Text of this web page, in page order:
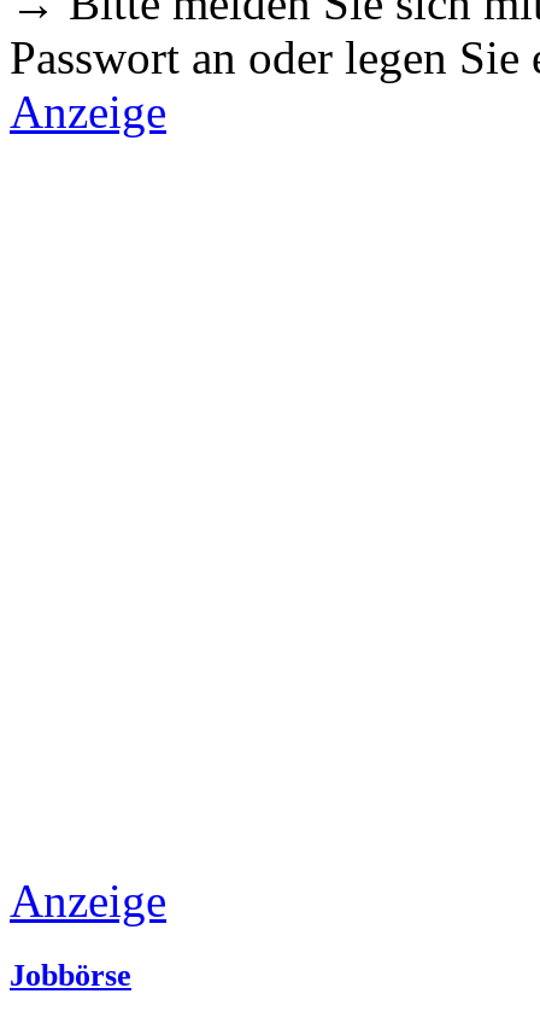
Passwort an oder legen
Anzeige
Anzeige
Jobbörse